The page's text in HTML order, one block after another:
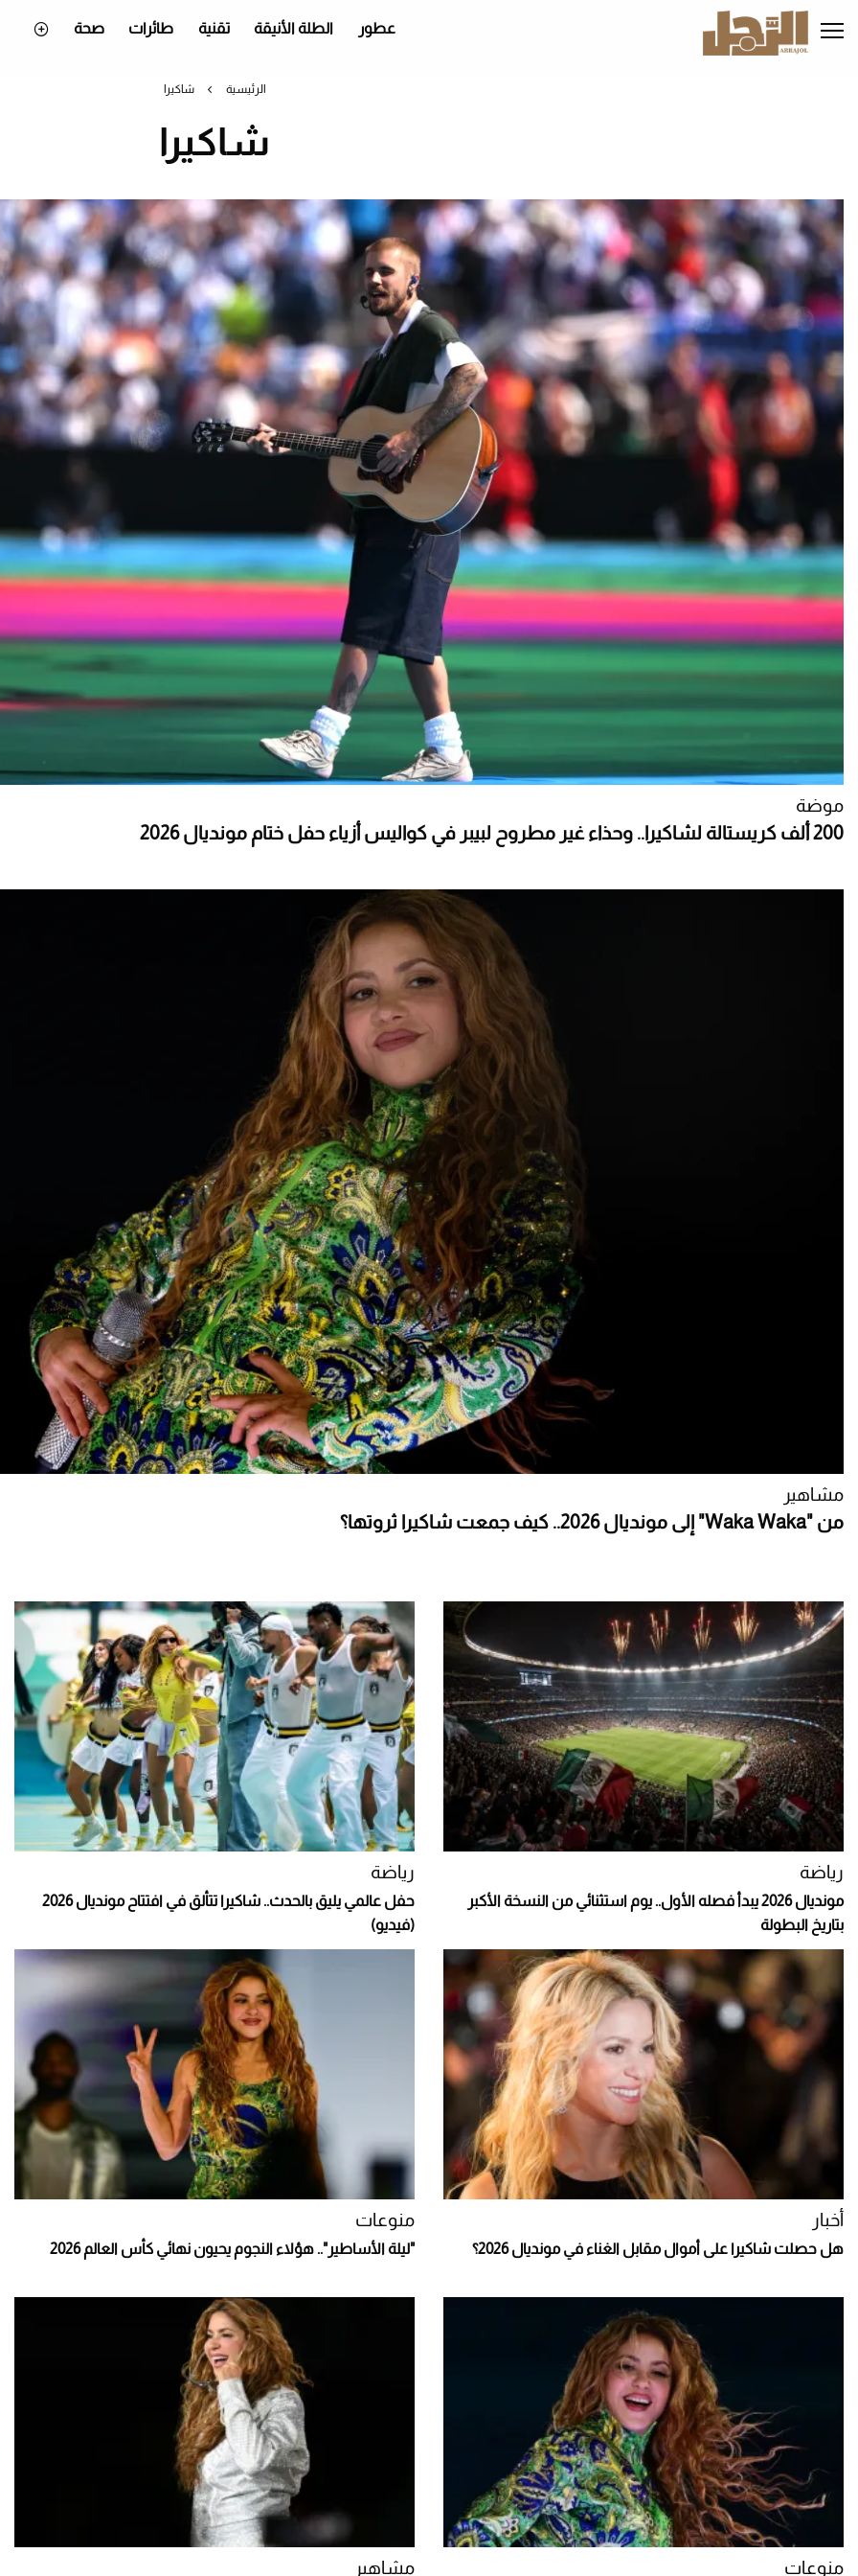
إلى
المحتوى
عطور الطلة الأنيقة تقنية طائرات صحة
الرئيسية شاكيرا
شاكيرا
موضة
200 ألف كريستالة لشاكيرا.. وحذاء غير مطروح لبيبر في كواليس أزياء حفل ختام مونديال 2026
مشاهير
من "Waka Waka" إلى مونديال 2026.. كيف جمعت شاكيرا ثروتها؟
رياضة
مونديال 2026 يبدأ فصله الأول.. يوم استثنائي من النسخة الأكبر
بتاريخ البطولة
رياضة
حفل عالمي يليق بالحدث.. شاكيرا تتألق في افتتاح مونديال 2026
(فيديو)
أخبار
هل حصلت شاكيرا على أموال مقابل الغناء في مونديال 2026؟
منوعات
"ليلة الأساطير".. هؤلاء النجوم يحيون نهائي كأس العالم 2026
منوعات مشاهير